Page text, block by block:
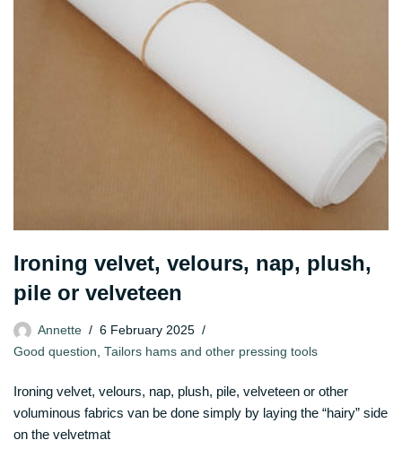
Ironing velvet, velours, nap, plush,
pile or velveteen
Annette
6 February 2025
Good question Tailors hams and other pressing tools
Ironing velvet, velours, nap, plush, pile, velveteen or other
voluminous fabrics van be done simply by laying the “hairy” side
on the velvetmat